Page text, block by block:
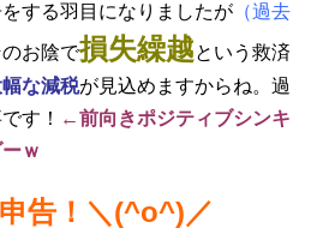
する羽目になりましたが （過去
のお陰で損失繰越という救済
幅な減税が見込めますからね。過
す！ ←前向きポジティブシンキ
ｗ
告！＼(^o^)／